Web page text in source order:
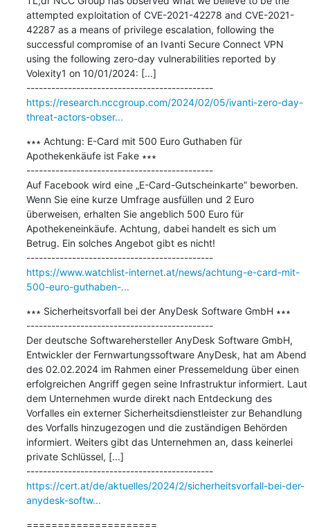
attempted exploitation of CVE-2021-42278 and CVE-2021-
42287 as a means of privilege escalation, following the
successful compromise of an Ivanti Secure Connect VPN
using the following zero-day vulnerabilities reported by
Volexity1 on 10/01/2024: [...]
---------------------------------------------
https://research.nccgroup.com/2024/02/05/ivanti-zero-day-
threat-actors-obser...
∗∗∗ Achtung: E-Card mit 500 Euro Guthaben für
Apothekenkäufe ist Fake ∗∗∗
---------------------------------------------
Auf Facebook wird eine „E-Card-Gutscheinkarte“ beworben.
Wenn Sie eine kurze Umfrage ausfüllen und 2 Euro
überweisen, erhalten Sie angeblich 500 Euro für
Apothekeneinkäufe. Achtung, dabei handelt es sich um
Betrug. Ein solches Angebot gibt es nicht!
---------------------------------------------
https://www.watchlist-internet.at/news/achtung-e-card-mit-
500-euro-guthaben-...
∗∗∗ Sicherheitsvorfall bei der AnyDesk Software GmbH ∗∗∗
---------------------------------------------
Der deutsche Softwarehersteller AnyDesk Software GmbH,
Entwickler der Fernwartungssoftware AnyDesk, hat am Abend
des 02.02.2024 im Rahmen einer Pressemeldung über einen
erfolgreichen Angriff gegen seine Infrastruktur informiert. Laut
dem Unternehmen wurde direkt nach Entdeckung des
Vorfalles ein externer Sicherheitsdienstleister zur Behandlung
des Vorfalls hinzugezogen und die zuständigen Behörden
informiert. Weiters gibt das Unternehmen an, dass keinerlei
private Schlüssel, [...]
---------------------------------------------
https://cert.at/de/aktuelles/2024/2/sicherheitsvorfall-bei-der-
anydesk-softw...
=====================